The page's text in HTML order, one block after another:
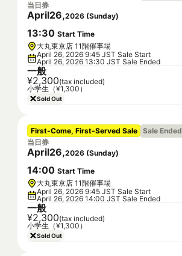
当日券
April26,2026 (Sunday)
13:30 Start Time
大丸東京店 11階催事場
April 26, 2026 9:45 JST Sale Start
April 26, 2026 13:30 JST Sale Ended
一般
¥2,300(tax included)
小学生（¥1,300）
Sold Out
First-Come, First-Served Sale Sale Ended
当日券
April26,2026 (Sunday)
14:00 Start Time
大丸東京店 11階催事場
April 26, 2026 9:45 JST Sale Start
April 26, 2026 14:00 JST Sale Ended
一般
¥2,300(tax included)
小学生（¥1,300）
Sold Out